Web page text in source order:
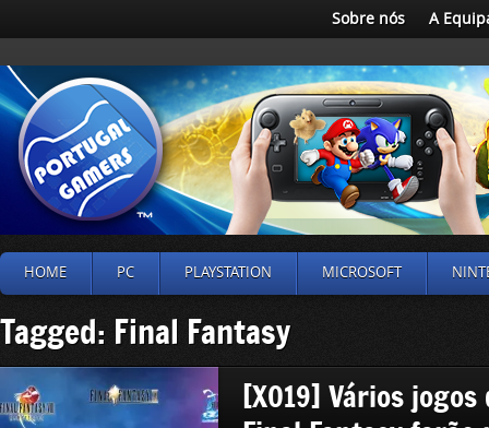
Sobre nós A
HOME PC PLAYSTATION MICROSOFT
Tagged: Final Fantasy
[XO19] Vários